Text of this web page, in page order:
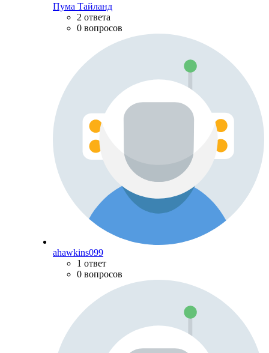
Пума Тайланд
2 ответа
0 вопросов
ahawkins099
1 ответ
0 вопросов